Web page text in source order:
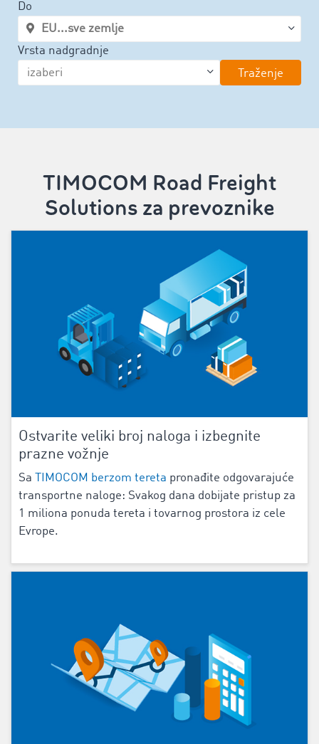
Do
Vrsta nadgradnje
Traženje
TIMOCOM Road Freight
Solutions za prevoznike
Ostvarite veliki broj naloga i izbegnite
prazne vožnje
Sa TIMOCOM berzom tereta pronađite odgovarajuće
transportne naloge: Svakog dana dobijate pristup za
1 miliona ponuda tereta i tovarnog prostora iz cele
Evrope.